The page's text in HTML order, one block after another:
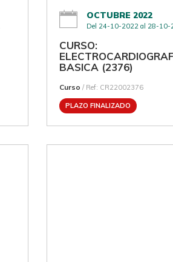
OCTUBRE 2022
Del 24-10-2022 al 28-10-
CURSO:
BASICA (2376)
Curso / Ref: CR22002376
PLAZO FINALIZADO